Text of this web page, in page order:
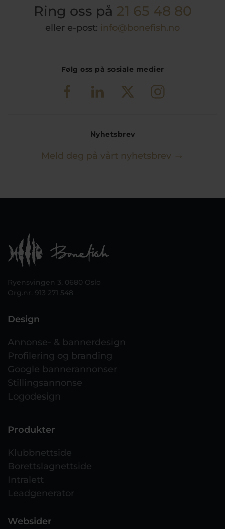
Ring oss på 21 65 48 80
eller e-post: info@bonefish.no
Følg oss på sosiale medier
Nyhetsbrev
Meld deg på vårt nyhetsbrev
Ryensvingen 3, 0680 Oslo
Org.nr. 913 271 548
Design
Annonse- & bannerdesign
Profilering og branding
Google bannerannonser
Stillingsannonse
Logodesign
Produkter
Klubbnettside
Borettslagnettside
Intralett
Leadgenerator
Websider